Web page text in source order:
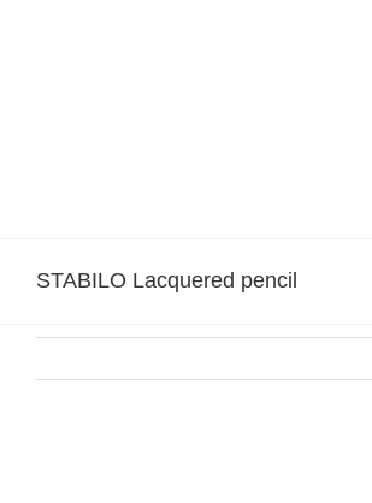
STABILO Lacquered pencil